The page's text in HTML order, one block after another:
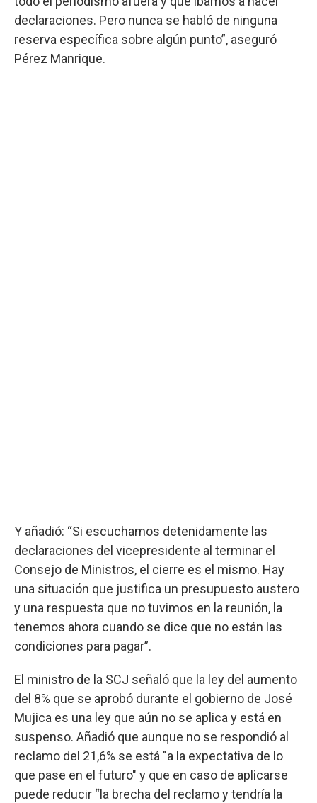
declaraciones. Pero nunca se habló de ninguna
reserva específica sobre algún punto”, aseguró
Pérez Manrique.
Y añadió: “Si escuchamos detenidamente las
declaraciones del vicepresidente al terminar el
Consejo de Ministros, el cierre es el mismo. Hay
una situación que justifica un presupuesto austero
y una respuesta que no tuvimos en la reunión, la
tenemos ahora cuando se dice que no están las
condiciones para pagar”.
El ministro de la SCJ señaló que la ley del aumento
del 8% que se aprobó durante el gobierno de José
Mujica es una ley que aún no se aplica y está en
suspenso. Añadió que aunque no se respondió al
reclamo del 21,6% se está "a la expectativa de lo
que pase en el futuro" y que en caso de aplicarse
puede reducir “la brecha del reclamo y tendría la